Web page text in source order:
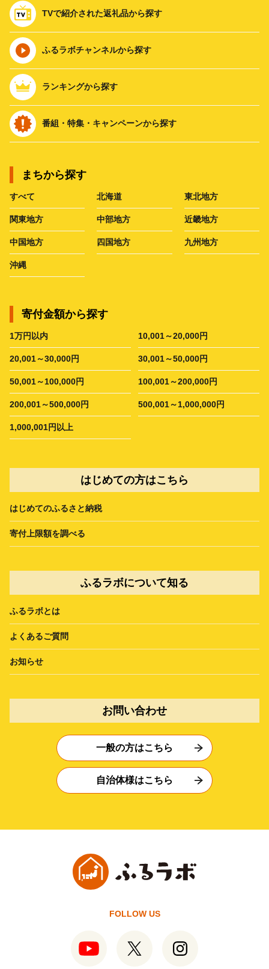
TVで紹介された返礼品から探す
ふるラボチャンネルから探す
ランキングから探す
番組・特集・キャンペーンから探す
まちから探す
すべて 北海道 東北地方
関東地方 中部地方 近畿地方
中国地方 四国地方 九州地方
沖縄
寄付金額から探す
1万円以内 10,001～20,000円
20,001～30,000円 30,001～50,000円
50,001～100,000円 100,001～200,000円
200,001～500,000円 500,001～1,000,000円
1,000,001円以上
はじめての方はこちら
はじめてのふるさと納税
寄付上限額を調べる
ふるラボについて知る
ふるラボとは
よくあるご質問
お知らせ
お問い合わせ
一般の方はこちら
自治体様はこちら
FOLLOW US